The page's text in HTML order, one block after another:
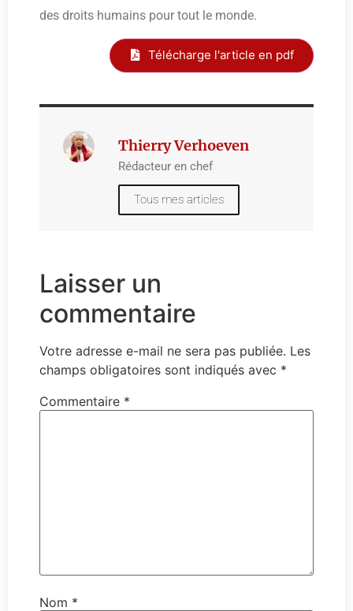
des droits humains pour tout le monde.
Télécharge l'article en pdf
Thierry Verhoeven
Rédacteur en chef
Tous mes articles
Laisser un
commentaire
Votre adresse e-mail ne sera pas publiée. Les
champs obligatoires sont indiqués avec *
Commentaire *
Nom *